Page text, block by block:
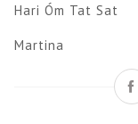
Hari Óm Tat Sat
Martina